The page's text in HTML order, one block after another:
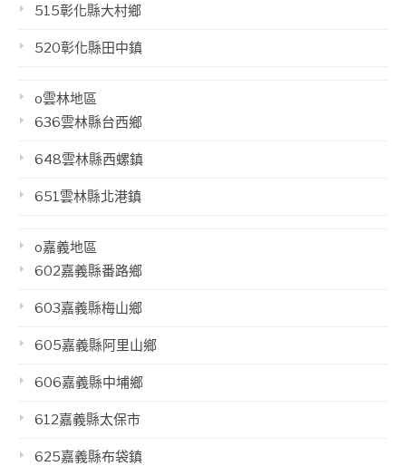
515彰化縣大村鄉
520彰化縣田中鎮
o雲林地區
636雲林縣台西鄉
648雲林縣西螺鎮
651雲林縣北港鎮
o嘉義地區
602嘉義縣番路鄉
603嘉義縣梅山鄉
605嘉義縣阿里山鄉
606嘉義縣中埔鄉
612嘉義縣太保市
625嘉義縣布袋鎮